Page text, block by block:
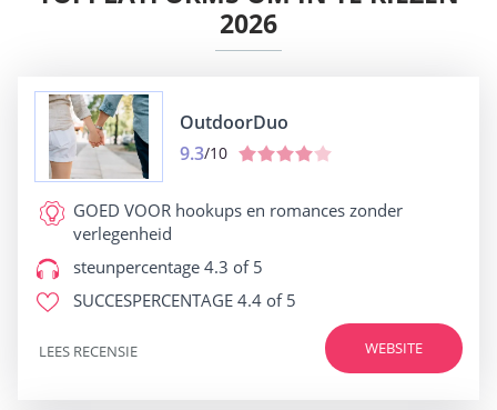
2026
OutdoorDuo
9.3/10
GOED VOOR hookups en romances zonder
verlegenheid
steunpercentage 4.3 of 5
SUCCESPERCENTAGE 4.4 of 5
WEBSITE
LEES RECENSIE